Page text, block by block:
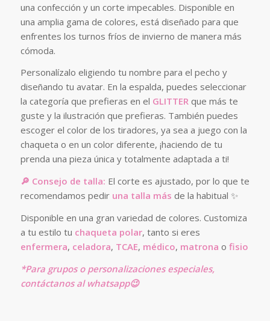
una confección y un corte impecables. Disponible en
una amplia gama de colores, está diseñado para que
enfrentes los turnos fríos de invierno de manera más
cómoda.
Personalízalo eligiendo tu nombre para el pecho y
diseñando tu avatar. En la espalda, puedes seleccionar
la categoría que prefieras en el GLITTERque más te
guste y la ilustración que prefieras. También puedes
escoger el color de los tiradores, ya sea a juego con la
chaqueta o en un color diferente, ¡haciendo de tu
prenda una pieza única y totalmente adaptada a ti!
🔎 Consejo de talla: El corte es ajustado, por lo que te
recomendamos pedir una talla más de la habitual ✨
Disponible en una gran variedad de colores. Customiza
a tu estilo tu chaqueta polar, tanto si eres
enfermera, celadora, TCAE, médico, matrona o fisio
*Para grupos o personalizaciones especiales,
contáctanos al whatsapp😉